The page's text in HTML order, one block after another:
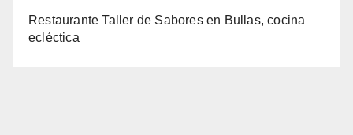
Restaurante Taller de Sabores en Bullas, cocina
ecléctica